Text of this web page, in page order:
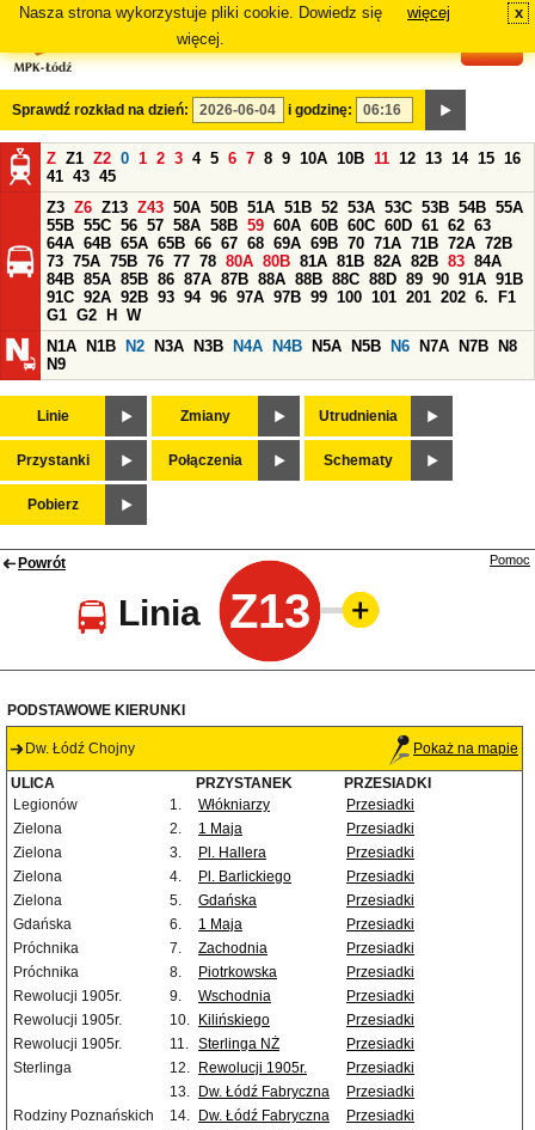
Nasza strona wykorzystuje pliki cookie. Dowiedz się
więcej.
więcej x
Sprawdź rozkład na dzień: i godzinę:
Z Z1 Z2 0 1 2 3 4 5 6 7 8 9 10A 10B 11 12 13 14 15 16
41 43 45
Z3 Z6 Z13 Z43 50A 50B 51A 51B 52 53A 53C 53B 54B 55A
55B 55C 56 57 58A 58B 59 60A 60B 60C 60D 61 62 63
64A 64B 65A 65B 66 67 68 69A 69B 70 71A 71B 72A 72B
73 75A 75B 76 77 78 80A 80B 81A 81B 82A 82B 83 84A
84B 85A 85B 86 87A 87B 88A 88B 88C 88D 89 90 91A 91B
91C 92A 92B 93 94 96 97A 97B 99 100 101 201 202 6.
F1
G1 G2 H
W
N1A
N1B N2 N3A N3B N4A N4B N5A N5B N6 N7A N7B
N8
N9
Linie Zmiany Utrudnienia
Przystanki Połączenia Schematy
Pobierz
Powrót
Linia Z13
Pomoc
PODSTAWOWE KIERUNKI
Dw. Łódź Chojny Pokaż na mapie
ULICA PRZYSTANEK
PRZESIADKI
Legionów
1. Włókniarzy
Przesiadki
Zielona
2. 1 Maja
Przesiadki
Zielona
3. Pl. Hallera
Przesiadki
Zielona
4. Pl. Barlickiego
Przesiadki
Zielona
5. Gdańska
Przesiadki
Gdańska
6. 1 Maja
Przesiadki
Próchnika
7. Zachodnia
Przesiadki
Próchnika
8. Piotrkowska
Przesiadki
Rewolucji 1905r.
9. Wschodnia
Przesiadki
Rewolucji 1905r.
10. Kilińskiego
Przesiadki
Rewolucji 1905r.
11. Sterlinga NŻ
Przesiadki
Sterlinga
12. Rewolucji 1905r.
Przesiadki
13.
Dw. Łódź Fabryczna
Przesiadki
Rodziny Poznańskich
14. Dw. Łódź Fabryczna
Przesiadki